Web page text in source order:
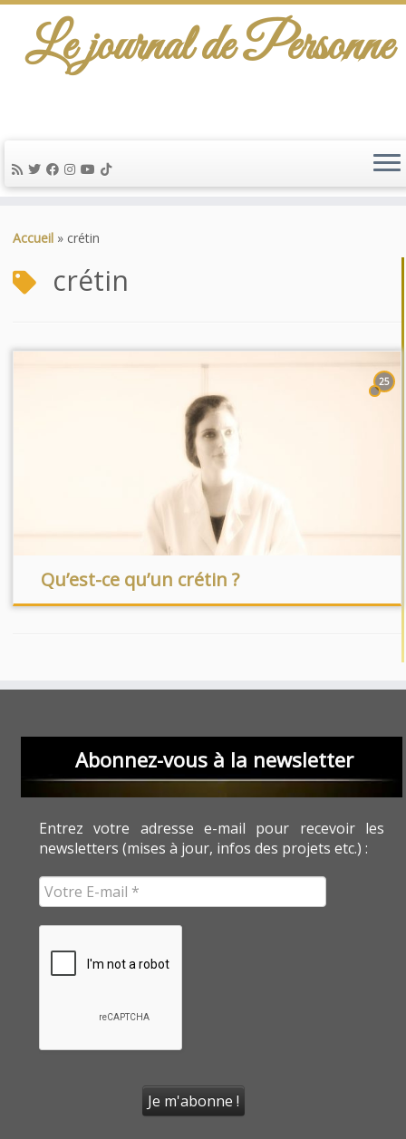
au
Le journal de Personne
Accueil » crétin
crétin
25
Qu’est-ce qu’un crétin ?
Abonnez-vous à la newsletter
Entrez votre adresse e-mail pour recevoir les
newsletters (mises à jour, infos des projets etc.) :